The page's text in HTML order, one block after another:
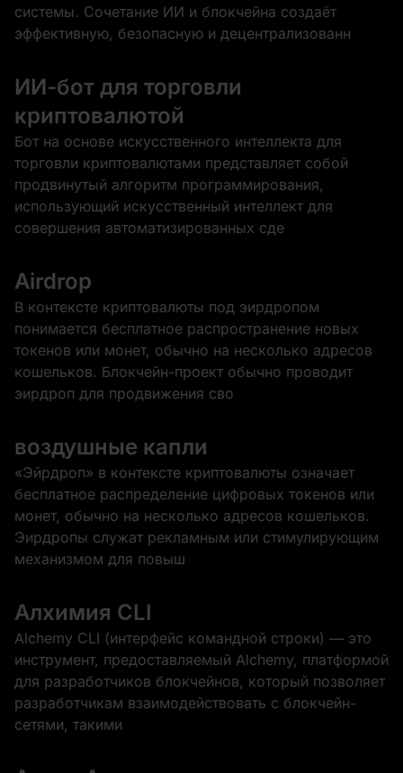
системы. Сочетание ИИ и блокчейна создаёт
эффективную, безопасную и децентрализованн
ИИ-бот для торговли
криптовалютой
Бот на основе искусственного интеллекта для
торговли криптовалютами представляет собой
продвинутый алгоритм программирования,
использующий искусственный интеллект для
совершения автоматизированных сде
Airdrop
В контексте криптовалюты под эирдропом
понимается бесплатное распространение новых
токенов или монет, обычно на несколько адресов
кошельков. Блокчейн-проект обычно проводит
эирдроп для продвижения сво
воздушные капли
«Эйрдроп» в контексте криптовалюты означает
бесплатное распределение цифровых токенов или
монет, обычно на несколько адресов кошельков.
Эирдропы служат рекламным или стимулирующим
механизмом для повыш
Алхимия CLI
Alchemy CLI (интерфейс командной строки) — это
инструмент, предоставляемый Alchemy, платформой
для разработчиков блокчейнов, который позволяет
разработчикам взаимодействовать с блокчейн-
сетями, такими